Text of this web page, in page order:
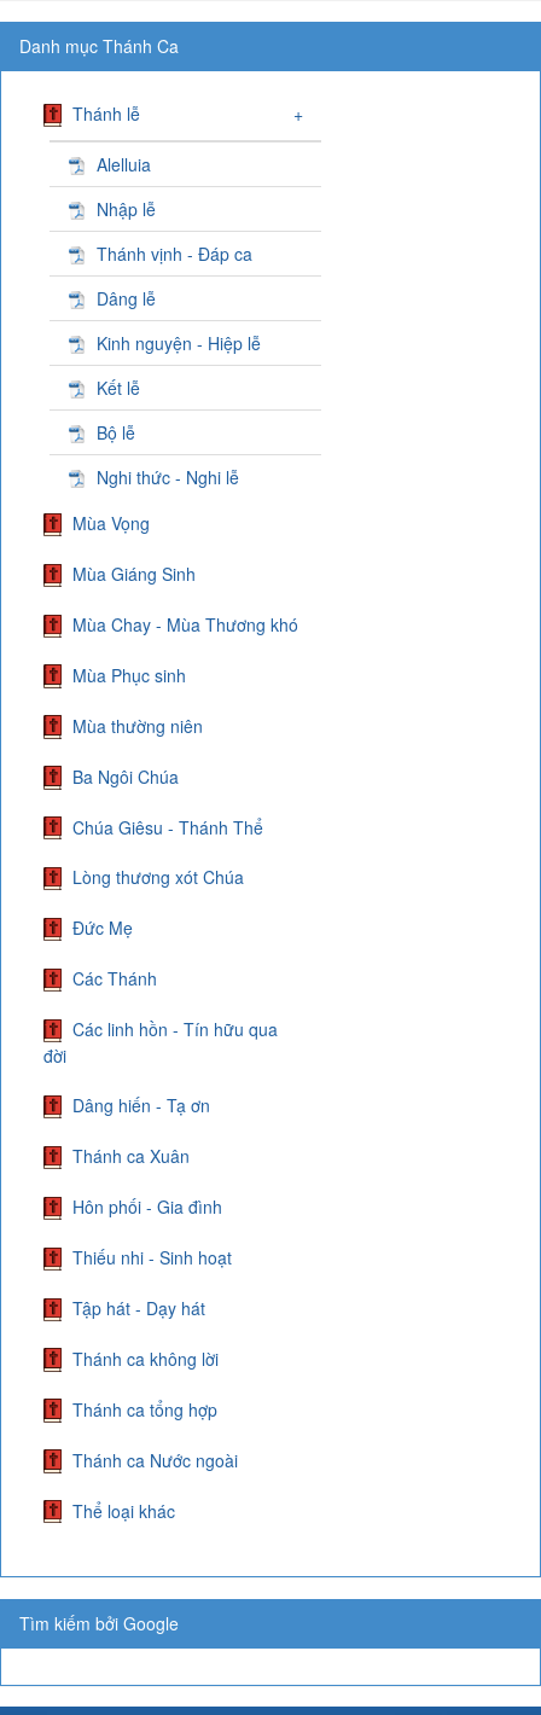
Danh mục Thánh Ca
Thánh lễ +
Alelluia
Nhập lễ
Thánh vịnh - Đáp ca
Dâng lễ
Kinh nguyện - Hiệp lễ
Kết lễ
Bộ lễ
Nghi thức - Nghi lễ
Mùa Vọng
Mùa Giáng Sinh
Mùa Chay - Mùa Thương khó
Mùa Phục sinh
Mùa thường niên
Ba Ngôi Chúa
Chúa Giêsu - Thánh Thể
Lòng thương xót Chúa
Đức Mẹ
Các Thánh
Các linh hồn - Tín hữu qua
đời
Dâng hiến - Tạ ơn
Thánh ca Xuân
Hôn phối - Gia đình
Thiếu nhi - Sinh hoạt
Tập hát - Dạy hát
Thánh ca không lời
Thánh ca tổng hợp
Thánh ca Nước ngoài
Thể loại khác
Tìm kiếm bởi Google